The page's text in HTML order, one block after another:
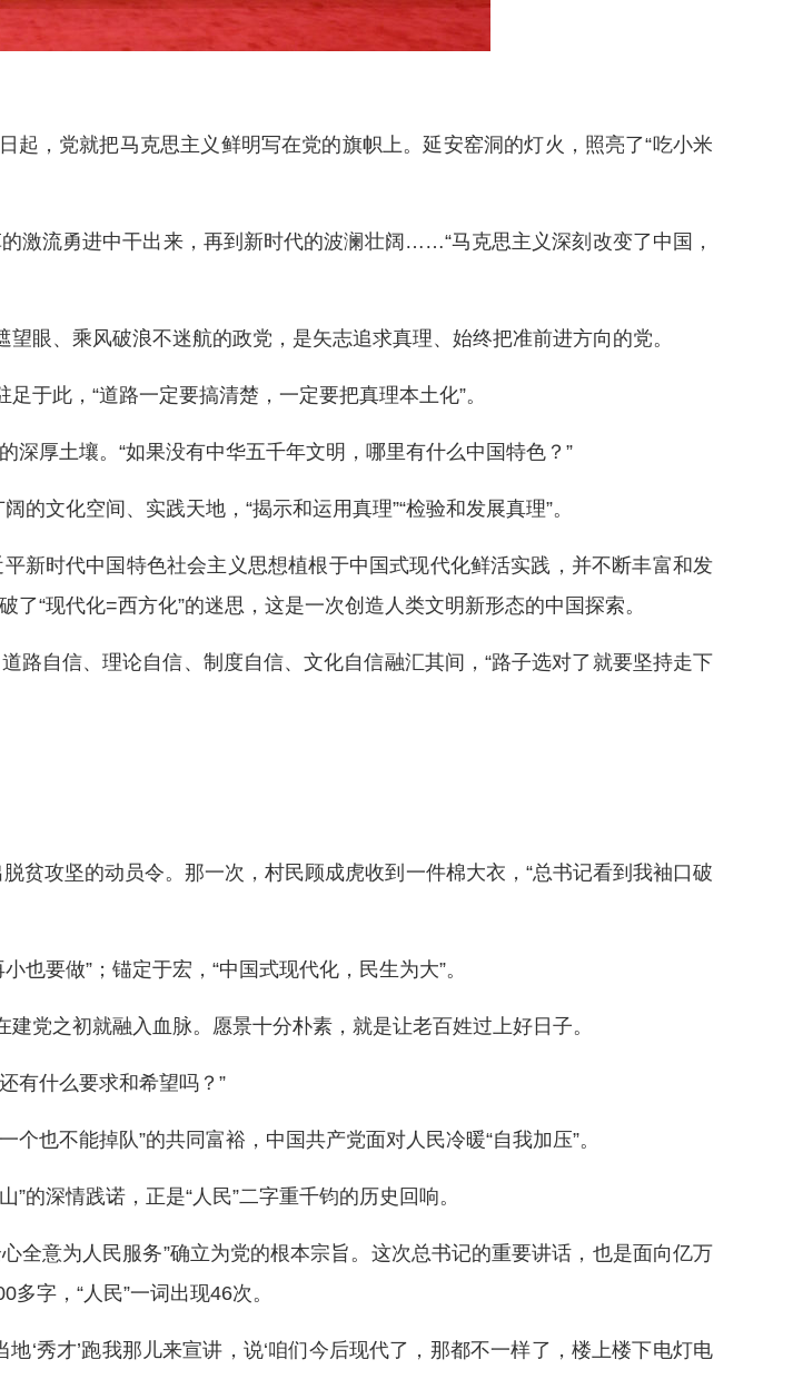
起，党就把马克思主义鲜明写在党的旗帜上。延安窑洞的灯火，照亮了“吃小米
激流勇进中干出来，再到新时代的波澜壮阔……“马克思主义深刻改变了中国，
眼、乘风破浪不迷航的政党，是矢志追求真理、始终把准前进方向的党。
于此，“道路一定要搞清楚，一定要把真理本土化”。
厚土壤。“如果没有中华五千年文明，哪里有什么中国特色？”
的文化空间、实践天地，“揭示和运用真理”“检验和发展真理”。
新时代中国特色社会主义思想植根于中国式现代化鲜活实践，并不断丰富和发
“现代化=西方化”的迷思，这是一次创造人类文明新形态的中国探索。
路自信、理论自信、制度自信、文化自信融汇其间，“路子选对了就要坚持走下
贫攻坚的动员令。那一次，村民顾成虎收到一件棉大衣，“总书记看到我袖口破
要做”；锚定于宏，“中国式现代化，民生为大”。
党之初就融入血脉。愿景十分朴素，就是让老百姓过上好日子。
有什么要求和希望吗？”
也不能掉队”的共同富裕，中国共产党面对人民冷暖“自我加压”。
的深情践诺，正是“人民”二字重千钧的历史回响。
全意为人民服务”确立为党的根本宗旨。这次总书记的重要讲话，也是面向亿万
字，“人民”一词出现46次。
‘秀才’跑我那儿来宣讲，说‘咱们今后现代了，那都不一样了，楼上楼下电灯电